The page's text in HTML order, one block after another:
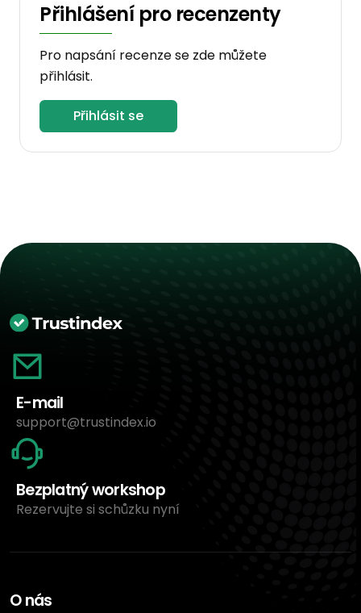
Přihlášení pro recenzenty
Pro napsání recenze se zde můžete
přihlásit.
Přihlásit se
E-mail
support@trustindex.io
Bezplatný workshop
Rezervujte si schůzku nyní
O nás